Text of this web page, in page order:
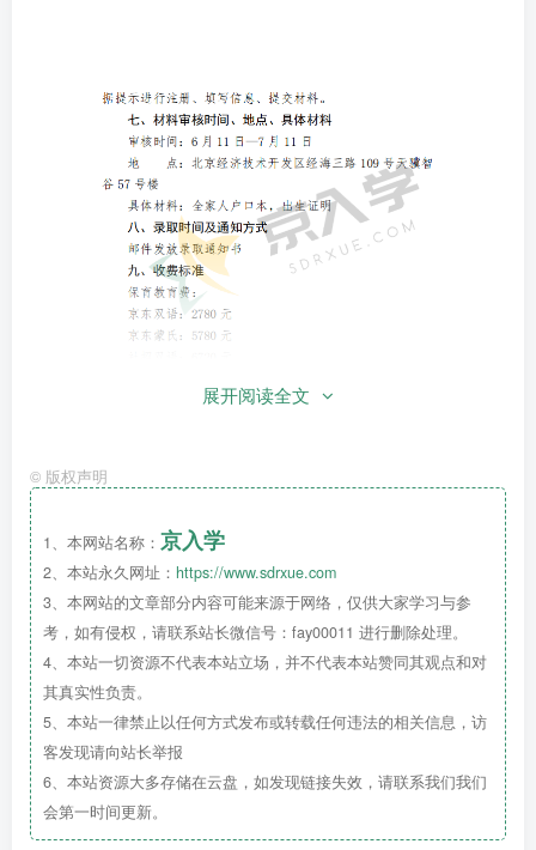
展开阅读全文
© 版权声明
1、本网站名称： 京入学
2、本站永久网址： https://www.sdrxue.com
3、本网站的文章部分内容可能来源于网络，仅供大家学习与参
考，如有侵权，请联系站长微信号：fay00011 进行删除处理。
4、本站一切资源不代表本站立场，并不代表本站赞同其观点和对
其真实性负责。
5、本站一律禁止以任何方式发布或转载任何违法的相关信息，访
客发现请向站长举报
6、本站资源大多存储在云盘，如发现链接失效，请联系我们我们
会第一时间更新。